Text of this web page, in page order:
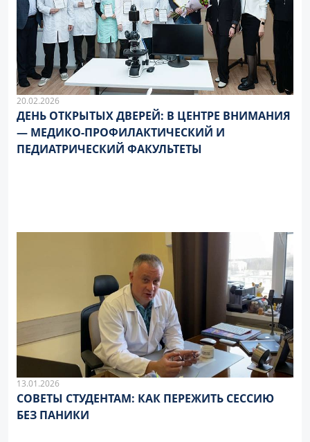
20.02.2026
ДЕНЬ ОТКРЫТЫХ ДВЕРЕЙ: В ЦЕНТРЕ ВНИМАНИЯ
— МЕДИКО-ПРОФИЛАКТИЧЕСКИЙ И
ПЕДИАТРИЧЕСКИЙ ФАКУЛЬТЕТЫ
13.01.2026
СОВЕТЫ СТУДЕНТАМ: КАК ПЕРЕЖИТЬ СЕССИЮ
БЕЗ ПАНИКИ